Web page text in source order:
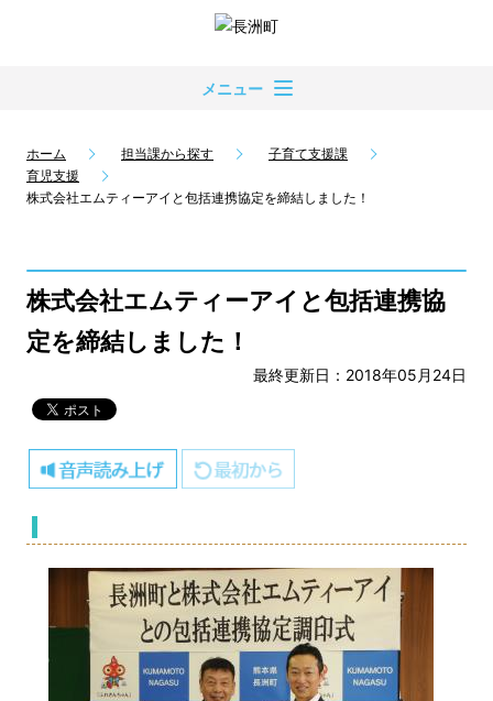
メニュー
ホーム 担当課から探す
子育て支援課
育児支援
株式会社エムティーアイと包括連携協定を締結しました！
株式会社エムティーアイと包括連携協
定を締結しました！
最終更新日：2018年05月24日